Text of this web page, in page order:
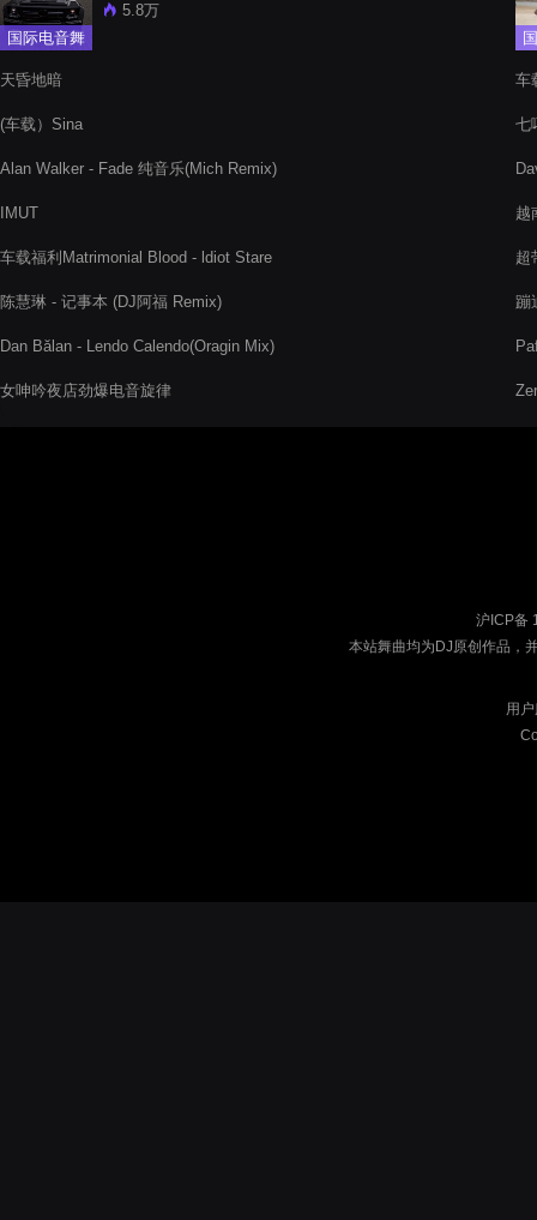
国际电音舞
5.8万
天昏地暗
(车载）Sina
Alan Walker - Fade 纯音乐(Mich Remix)
IMUT
车载福利Matrimonial Blood - ldiot Stare
陈慧琳 - 记事本 (DJ阿福 Remix)
Dan Bălan - Lendo Calendo(Oragin Mix)
女呻吟夜店劲爆电音旋律
车
七
越
超
蹦
沪ICP备
本站舞曲均为DJ原创作品，
用